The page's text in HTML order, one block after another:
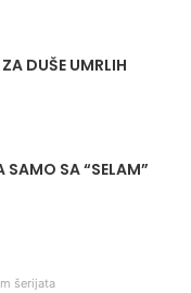
DUŠE UMRLIH
SAMO SA “SELAM”
šerijata